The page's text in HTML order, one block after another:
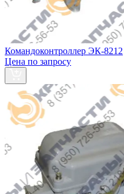
Командоконтроллер ЭК-8212
Цена по запросу